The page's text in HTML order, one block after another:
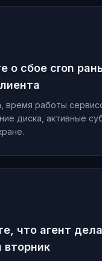
о сбое cron
время работы
диска, активные
что агент